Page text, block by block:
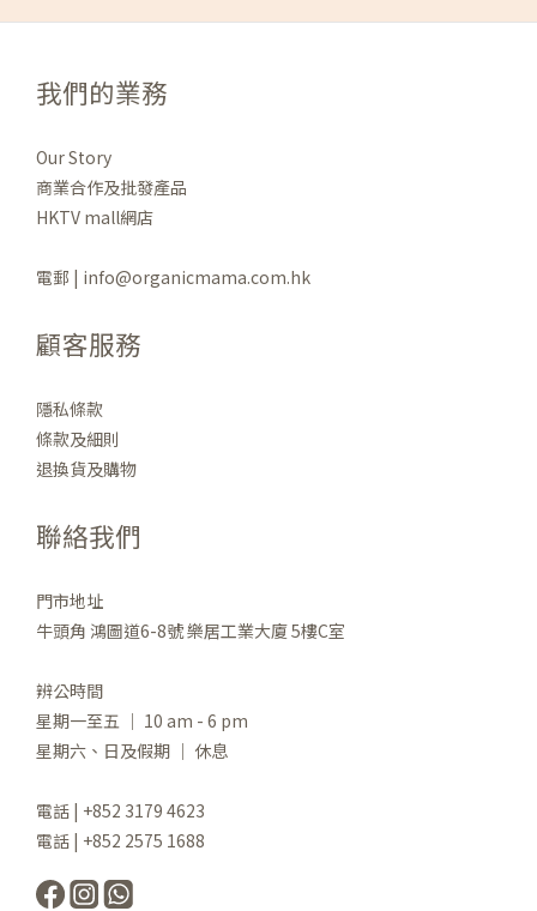
我們的業務
Our Story
商業合作及批發產品
HKTV mall網店
電郵 | info@organicmama.com.hk
顧客服務
隱私條款
條款及細則
退換貨及購物
聯絡我們
門市地址
牛頭角 鴻圖道6-8號 樂居工業大廈 5樓C室
辨公時間
星期一至五 ｜ 10 am - 6 pm
星期六、日及假期 ｜ 休息
電話 | +852 3179 4623
電話 | +852 2575 1688